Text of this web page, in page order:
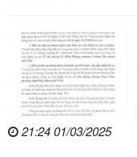
21:24 01/03/2025